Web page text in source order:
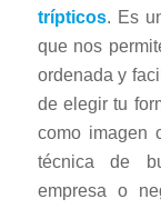
trípticos. Es
que nos
ordenada y
de elegir tu
como imagen
técnica de
empresa o